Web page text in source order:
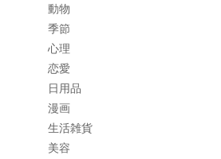
動物
季節
心理
恋愛
日用品
漫画
生活雑貨
美容